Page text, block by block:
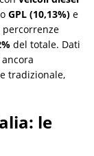
GPL (10,13%) e
percorrenze
del totale. Dati
tradizionale,
le